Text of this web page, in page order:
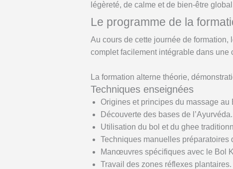
légèreté, de calme et de bien-être
Le programme de la
Au cours de cette journée de
complet facilement intégrable dans une
La formation alterne théorie,
Techniques enseignées
Origines et principes du massage au
Découverte des bases de l’Ayurvéda.
Utilisation du bol et du ghee
Techniques manuelles préparatoires
Manœuvres spécifiques avec le Bol
Travail des zones réflexes plantaires.